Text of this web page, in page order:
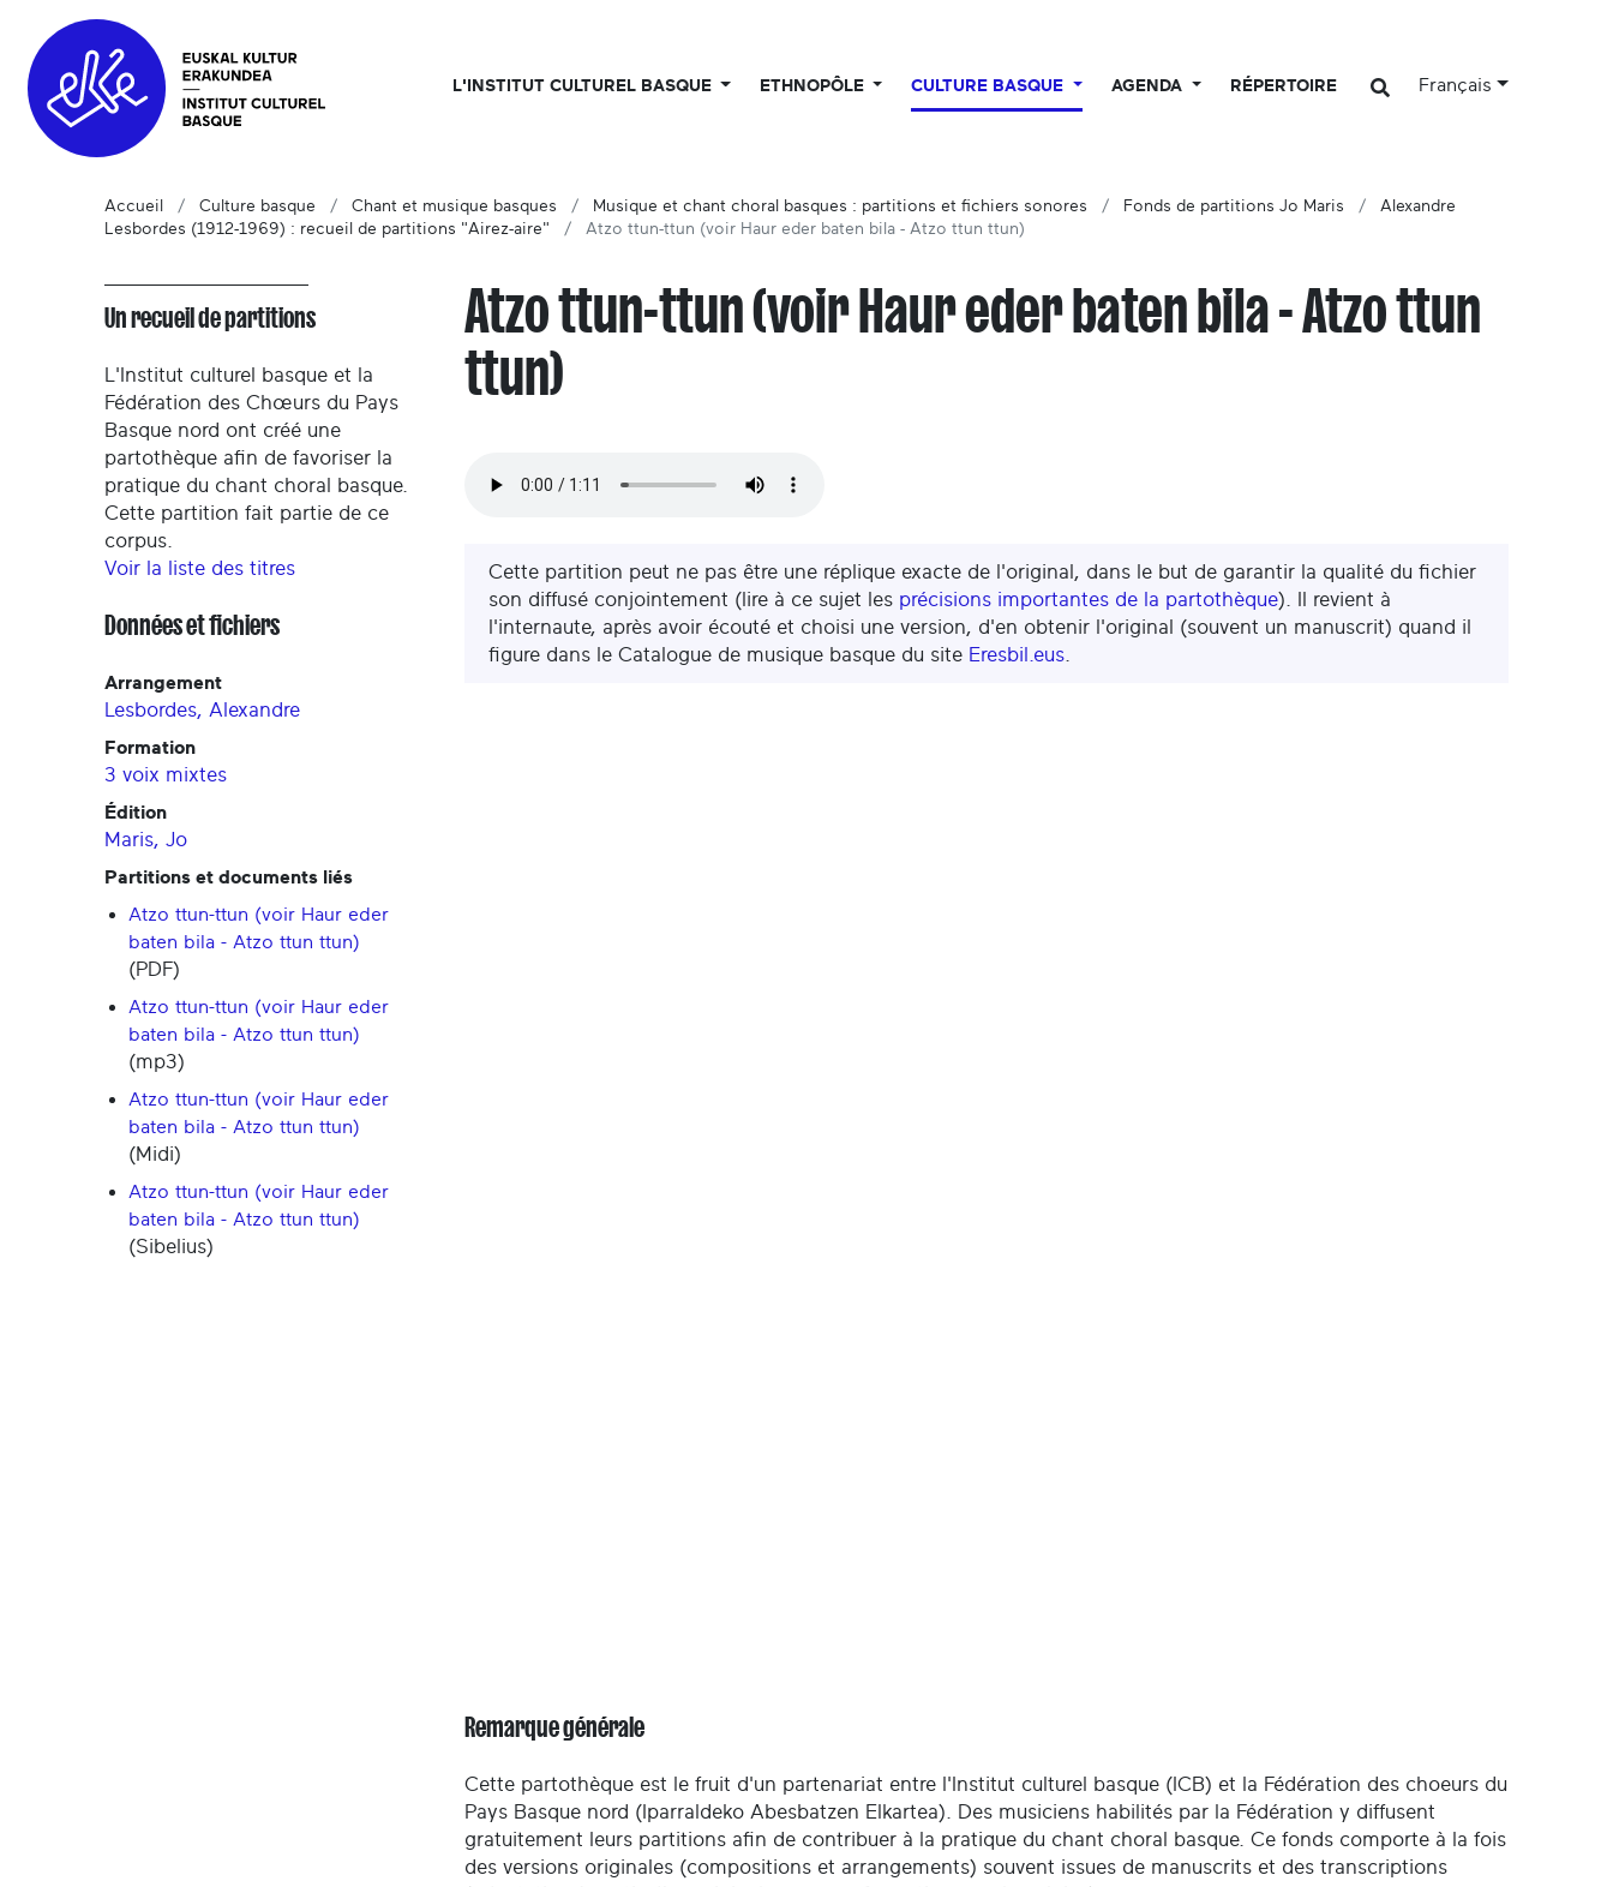
L'INSTITUT CULTUREL BASQUE ETHNOPÔLE CULTURE BASQUE AGENDA RÉPERTOIRE Français
Accueil Culture basque Chant et musique basques Musique et chant choral basques : partitions et fichiers sonores Fonds de partitions Jo Maris
Alexandre
Lesbordes (1912-1969) : recueil de partitions "Airez-aire"
Atzo ttun-ttun (voir Haur eder baten bila - Atzo ttun ttun)
Un recueil de partitions
L'Institut culturel basque et la
Fédération des Chœurs du Pays
Basque nord ont créé une
partothèque afin de favoriser la
pratique du chant choral basque.
Cette partition fait partie de ce
corpus.
Voir la liste des titres
Données et fichiers
Arrangement
Lesbordes, Alexandre
Formation
3 voix mixtes
Édition
Maris, Jo
Partitions et documents liés
Atzo ttun-ttun (voir Haur eder
baten bila - Atzo ttun ttun)
(PDF)
Atzo ttun-ttun (voir Haur eder
baten bila - Atzo ttun ttun)
(mp3)
Atzo ttun-ttun (voir Haur eder
baten bila - Atzo ttun ttun)
(Midi)
Atzo ttun-ttun (voir Haur eder
baten bila - Atzo ttun ttun)
(Sibelius)
Atzo ttun-ttun (voir Haur eder baten bila - Atzo ttun
ttun)
Cette partition peut ne pas être une réplique exacte de l'original, dans le but de garantir la qualité du fichier
son diffusé conjointement (lire à ce sujet les précisions importantes de la partothèque). Il revient à
l'internaute, après avoir écouté et choisi une version, d'en obtenir l'original (souvent un manuscrit) quand il
figure dans le Catalogue de musique basque du site Eresbil.eus
Remarque générale
Cette partothèque est le fruit d'un partenariat entre l'Institut culturel basque (ICB) et la Fédération des choeurs du
Pays Basque nord (Iparraldeko Abesbatzen Elkartea). Des musiciens habilités par la Fédération y diffusent
gratuitement leurs partitions afin de contribuer à la pratique du chant choral basque. Ce fonds comporte à la fois
des versions originales (compositions et arrangements) souvent issues de manuscrits et des transcriptions